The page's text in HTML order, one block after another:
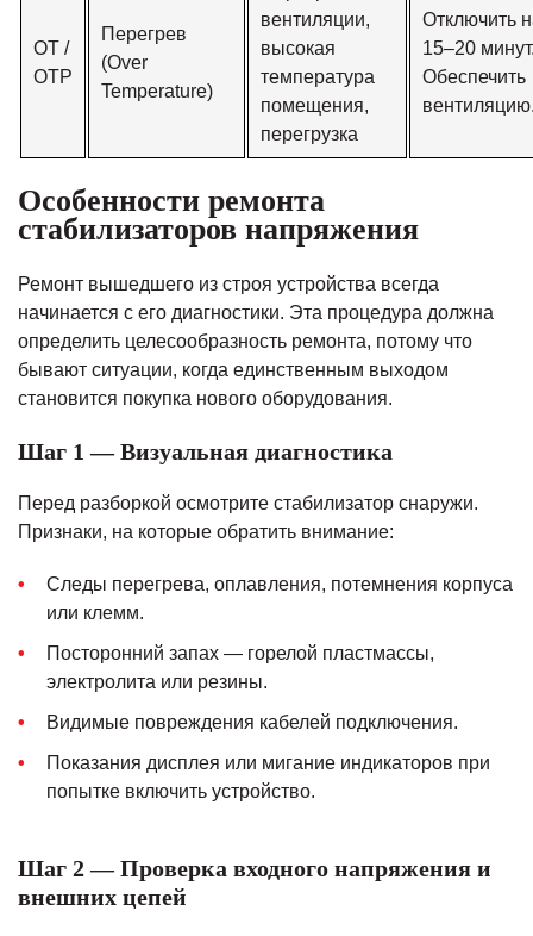
OT /
OTP
Перегрев
(Over
Temperature)
вентиляции,
высокая
температура
помещения,
перегрузка
Отключить
15–20
Обеспечить
Особенности ремонта
стабилизаторов напряжения
Ремонт вышедшего из строя устройства всегда
начинается с его диагностики. Эта процедура должна
определить целесообразность ремонта, потому что
бывают ситуации, когда единственным выходом
становится покупка нового оборудования.
Шаг 1 — Визуальная диагностика
Перед разборкой осмотрите стабилизатор снаружи.
Признаки, на которые обратить внимание:
Следы перегрева, оплавления, потемнения корпуса
или клемм.
Посторонний запах — горелой пластмассы,
электролита или резины.
Видимые повреждения кабелей подключения.
Показания дисплея или мигание индикаторов при
попытке включить устройство.
Шаг 2 — Проверка входного напряжения и
внешних цепей